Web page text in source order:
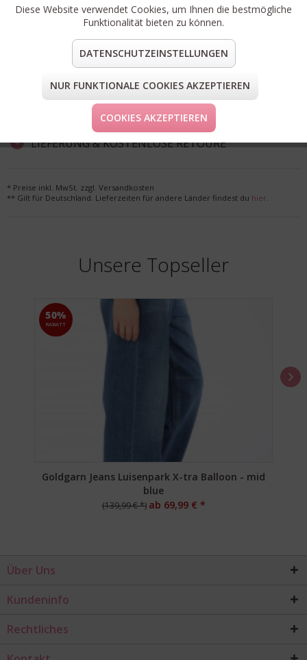
Gummizug am Ärmelabschluss
0097164-1002.2
Material:
100% Leinen
teilen
pin it mail teilen
FORM & GRÖSSE
LIEFERUNG & KOSTENLOSE RETOURE
* Preise inkl. MwSt. zzgl. Versandkosten
** Gilt für Deutschland. Lieferzeiten für andere Länder findest du hier.
Unsere Topseller
50%
RABATT
Goldgarn Jeans Luisenpark X-tra Balloon - mid
blue
(139,99 € *) ab 69,99 € *
Über Uns
Kundeninfo
Rechtliches
Diese Website verwendet Cookies, um Ihnen die bestmögliche
Funktionalität bieten zu können.
DATENSCHUTZEINSTELLUNGEN
NUR FUNKTIONALE COOKIES AKZEPTIEREN
COOKIES AKZEPTIEREN